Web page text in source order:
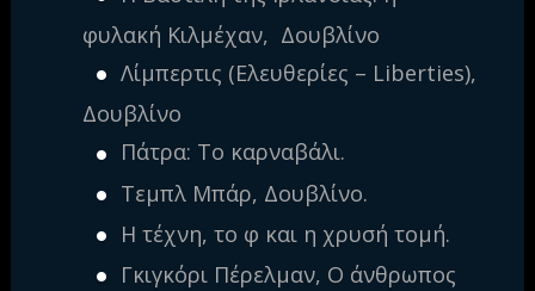
φυλακή Κιλμέχαν, Δουβλίνο
Λίμπερτις (Ελευθερίες – Liberties),
Δουβλίνο
Πάτρα: Το καρναβάλι.
Τεμπλ Μπάρ, Δουβλίνο.
Η τέχνη, το φ και η χρυσή τομή.
Γκιγκόρι Πέρελμαν, Ο άνθρωπος